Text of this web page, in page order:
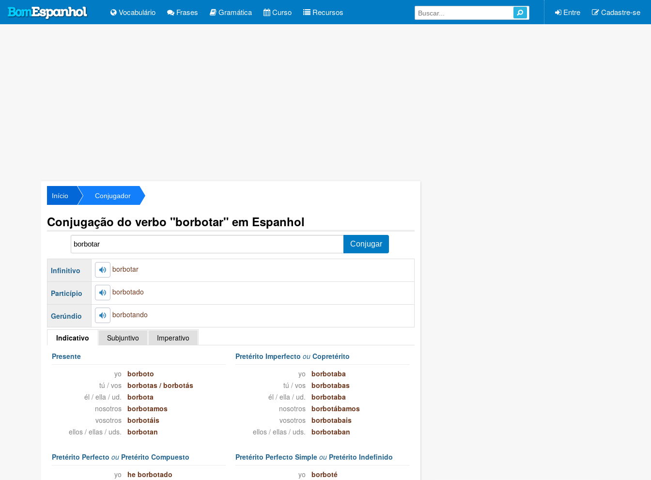
Vocabulário Frases Gramática Curso Recursos Entre Cadastre-se
Início Conjugador
Conjugação do verbo "borbotar" em Espanhol
Infinitivo borbotar
Particípio borbotado
Gerúndio borbotando
Indicativo Subjuntivo
Imperativo
Presente
yo
borboto
tú / vos
borbotas /borbotás
él / ella / ud.
borbota
nosotros
borbotamos
vosotros
borbotáis
ellos / ellas / uds.
borbotan
Pretérito Imperfectoou Copretérito
yo
borbotaba
tú / vos
borbotabas
él / ella / ud.
borbotaba
nosotros
borbotábamos
vosotros
borbotabais
ellos / ellas / uds.
borbotaban
Pretérito Perfecto ouPretérito Compuesto
yo
he borbotado
Pretérito Perfecto Simpleou Pretérito Indefinido
yo
borboté